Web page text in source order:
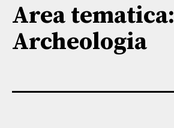
Area tematica:
Archeologia